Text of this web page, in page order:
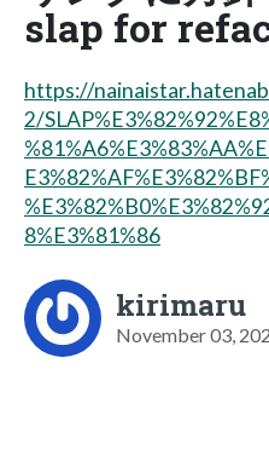
slap for
https://
2/
8%E3%81%86
kirimaru
November 03,